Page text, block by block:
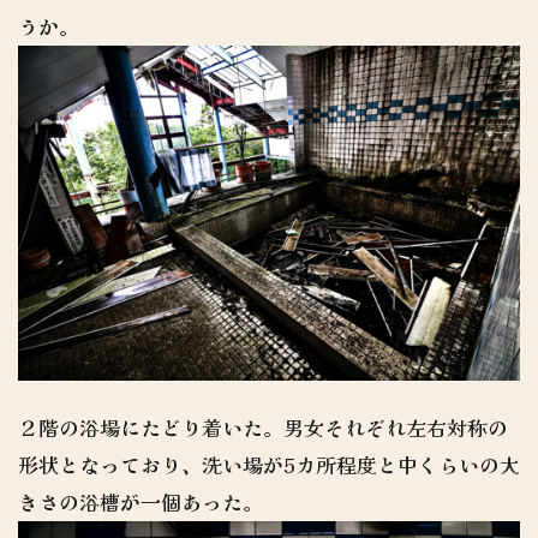
うか。
２階の浴場にたどり着いた。男女それぞれ左右対称の
形状となっており、洗い場が5カ所程度と中くらいの大
きさの浴槽が一個あった。